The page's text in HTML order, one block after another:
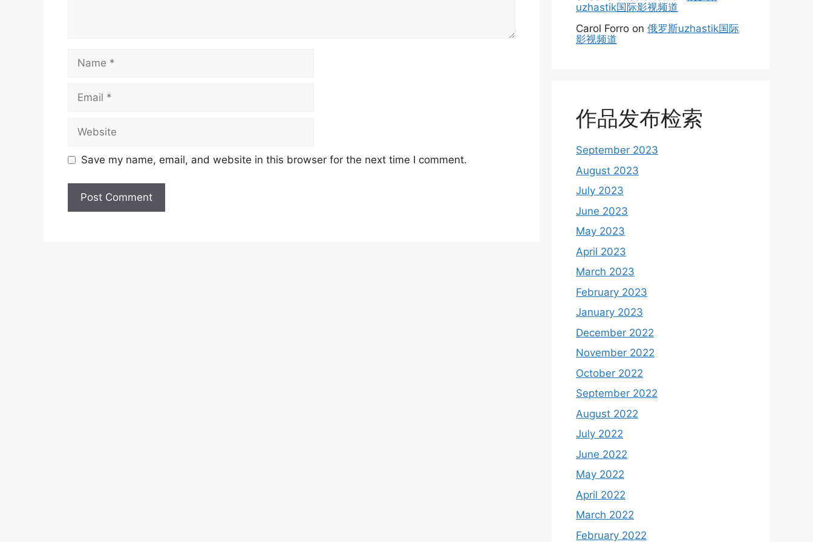
Name
Email
Website
Save my name, email, and website in this browser for the next time I comment.
uzhastik国际影视频道
Carol Forro on 俄罗斯uzhastik国际
影视频道
作品发布检索
September 2023
August 2023
July 2023
June 2023
May 2023
April 2023
March 2023
February 2023
January 2023
December 2022
November 2022
October 2022
September 2022
August 2022
July 2022
June 2022
May 2022
April 2022
March 2022
February 2022